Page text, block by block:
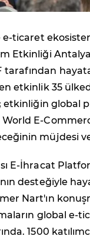
e-ticaret
Etkinliği
tarafından
etkinlik 35
global
World E-
müjdesi
E-İhracat
'nın desteğiyle
Nart'ın
global e-
1500